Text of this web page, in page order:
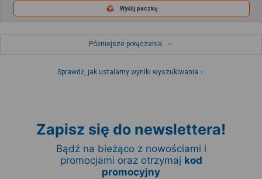
Wyślij paczkę
Późniejsze połączenia
Sprawdź, jak ustalamy wyniki wyszukiwania
Zapisz się do newslettera!
Bądź na bieżąco z nowościami i
promocjami oraz otrzymaj kod
promocyjny